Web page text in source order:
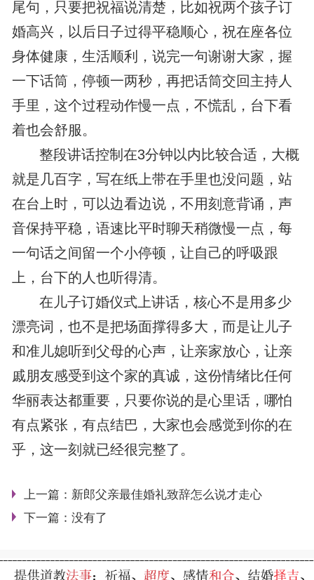
尾句，只要把祝福说清楚，比如祝两个孩子订
婚高兴，以后日子过得平稳顺心，祝在座各位
身体健康，生活顺利，说完一句谢谢大家，握
一下话筒，停顿一两秒，再把话筒交回主持人
手里，这个过程动作慢一点，不慌乱，台下看
着也会舒服。
整段讲话控制在3分钟以内比较合适，大概
就是几百字，写在纸上带在手里也没问题，站
在台上时，可以边看边说，不用刻意背诵，声
音保持平稳，语速比平时聊天稍微慢一点，每
一句话之间留一个小停顿，让自己的呼吸跟
上，台下的人也听得清。
在儿子订婚仪式上讲话，核心不是用多少
漂亮词，也不是把场面撑得多大，而是让儿子
和准儿媳听到父母的心声，让亲家放心，让亲
戚朋友感受到这个家的真诚，这份情绪比任何
华丽表达都重要，只要你说的是心里话，哪怕
有点紧张，有点结巴，大家也会感觉到你的在
乎，这一刻就已经很完整了。
上一篇： 新郎父亲最佳婚礼致辞怎么说才走心
下一篇：没有了